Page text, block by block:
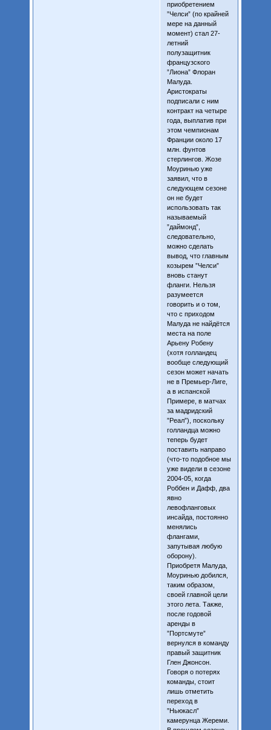
приобретением
”Челси” (по крайней
мере на данный
момент) стал 27-
летний
полузащитник
французского
”Лиона” Флоран
Малуда.
Аристократы
подписали с ним
контракт на четыре
года, выплатив при
этом чемпионам
Франции около 17
млн. фунтов
стерлингов. Жозе
Моуринью уже
заявил, что в
следующем сезоне
он не будет
использовать так
называемый
”даймонд”,
следовательно,
можно сделать
вывод, что главным
козырем ”Челси”
вновь станут
фланги. Нельзя
разумеется
говорить и о том,
что с приходом
Малуда не найдётся
места на поле
Арьену Робену
(хотя голландец
вообще следующий
сезон может начать
не в Премьер-Лиге,
а в испанской
Примере, в матчах
за мадридский
”Peaл”), поскольку
голландца можно
теперь будет
поставить направо
(что-то подобное мы
уже видели в сезоне
2004-05, когда
Роббен и Дафф, два
явно
левофланговых
инсайда, постоянно
менялись
флангами,
запутывая любую
оборону).
Приобретя Малуда,
Моуринью добился,
таким образом,
своей главной цели
этого лета. Также,
после годовой
аренды в
”Портсмуте”
вернулся в команду
правый защитник
Глен Джонсон.
Говоря о потерях
команды, стоит
лишь отметить
переход в
”Ньюкасл”
камерунца Жереми.